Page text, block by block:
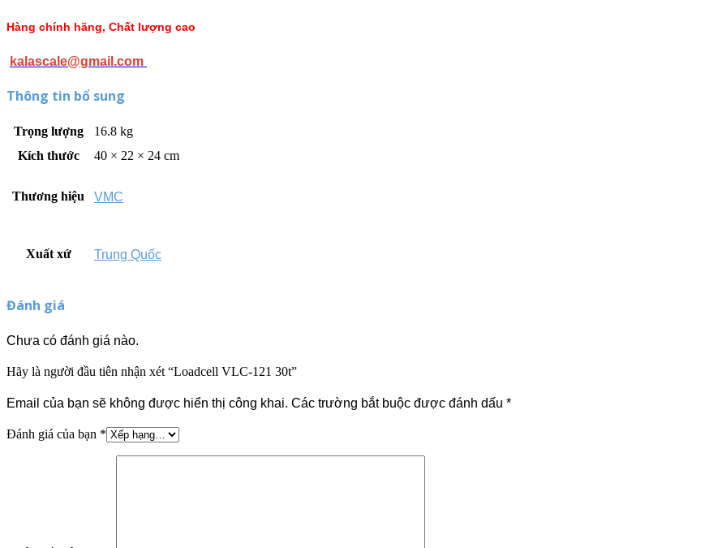
Hàng chính hãng, Chất lượng cao
kalascale@gmail.com
Thông tin bổ sung
Trọng lượng
16.8 kg
Kích thước
40 × 22 × 24 cm
Thương hiệu VMC
Xuất xứ Trung Quốc
Đánh giá
Chưa có đánh giá nào.
Hãy là người đầu tiên nhận xét “Loadcell VLC-121 30t”
Email của bạn sẽ không được hiển thị công khai. Các trường bắt buộc được đánh dấu *
Đánh giá của bạn *